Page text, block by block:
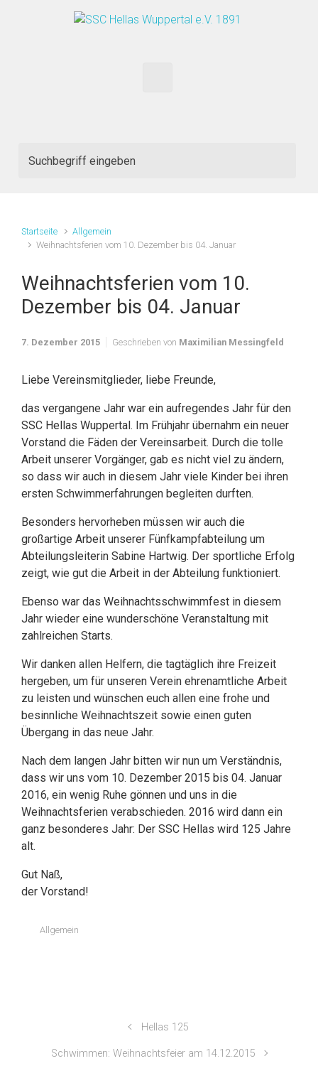
Zum Hauptinhalt springen
Startseite
Allgemein
Weihnachtsferien vom 10. Dezember bis 04. Januar
Weihnachtsferien vom 10.
Dezember bis 04. Januar
7. Dezember 2015 Geschrieben von Maximilian Messingfeld
Liebe Vereinsmitglieder, liebe Freunde,
das vergangene Jahr war ein aufregendes Jahr für den
SSC Hellas Wuppertal. Im Frühjahr übernahm ein neuer
Vorstand die Fäden der Vereinsarbeit. Durch die tolle
Arbeit unserer Vorgänger, gab es nicht viel zu ändern,
so dass wir auch in diesem Jahr viele Kinder bei ihren
ersten Schwimmerfahrungen begleiten durften.
Besonders hervorheben müssen wir auch die
großartige Arbeit unserer Fünfkampfabteilung um
Abteilungsleiterin Sabine Hartwig. Der sportliche Erfolg
zeigt, wie gut die Arbeit in der Abteilung funktioniert.
Ebenso war das Weihnachtsschwimmfest in diesem
Jahr wieder eine wunderschöne Veranstaltung mit
zahlreichen Starts.
Wir danken allen Helfern, die tagtäglich ihre Freizeit
hergeben, um für unseren Verein ehrenamtliche Arbeit
zu leisten und wünschen euch allen eine frohe und
besinnliche Weihnachtszeit sowie einen guten
Übergang in das neue Jahr.
Nach dem langen Jahr bitten wir nun um Verständnis,
dass wir uns vom 10. Dezember 2015 bis 04. Januar
2016, ein wenig Ruhe gönnen und uns in die
Weihnachtsferien verabschieden. 2016 wird dann ein
ganz besonderes Jahr: Der SSC Hellas wird 125 Jahre
alt.
Gut Naß,
der Vorstand!
Allgemein
Hellas 125
Schwimmen: Weihnachtsfeier am 14.12.2015